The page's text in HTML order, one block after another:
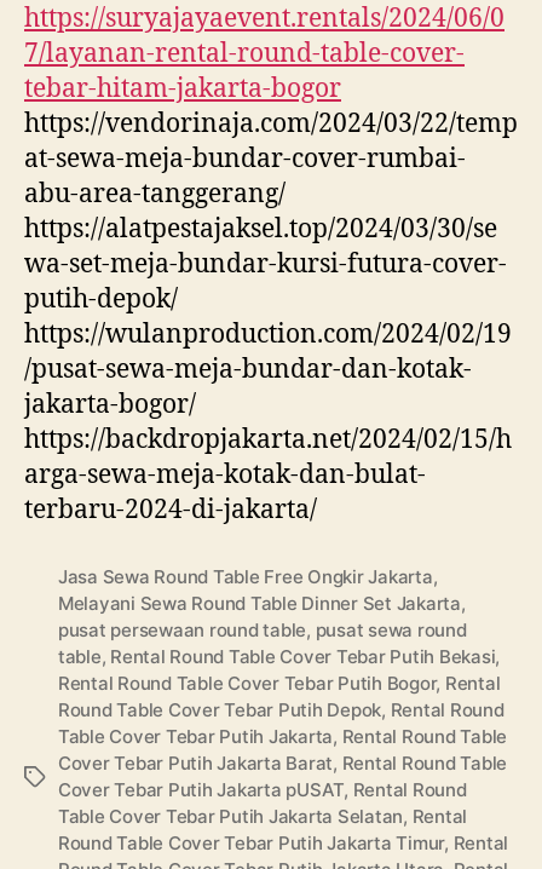
https://suryajayaevent.rentals/2024/06/0
7/layanan-rental-round-table-cover-
tebar-hitam-jakarta-bogor
https://vendorinaja.com/2024/03/22/temp
at-sewa-meja-bundar-cover-rumbai-
abu-area-tanggerang/
https://alatpestajaksel.top/2024/03/30/se
wa-set-meja-bundar-kursi-futura-cover-
putih-depok/
https://wulanproduction.com/2024/02/19
/pusat-sewa-meja-bundar-dan-kotak-
jakarta-bogor/
https://backdropjakarta.net/2024/02/15/h
arga-sewa-meja-kotak-dan-bulat-
terbaru-2024-di-jakarta/
Tags
Jasa Sewa Round Table Free Ongkir Jakarta,
Melayani Sewa Round Table Dinner Set Jakarta,
pusat persewaan round table, pusat sewa round
table, Rental Round Table Cover Tebar Putih Bekasi,
Rental Round Table Cover Tebar Putih Bogor, Rental
Round Table Cover Tebar Putih Depok, Rental Round
Table Cover Tebar Putih Jakarta, Rental Round Table
Cover Tebar Putih Jakarta Barat, Rental Round Table
Cover Tebar Putih Jakarta pUSAT, Rental Round
Table Cover Tebar Putih Jakarta Selatan, Rental
Round Table Cover Tebar Putih Jakarta Timur, Rental